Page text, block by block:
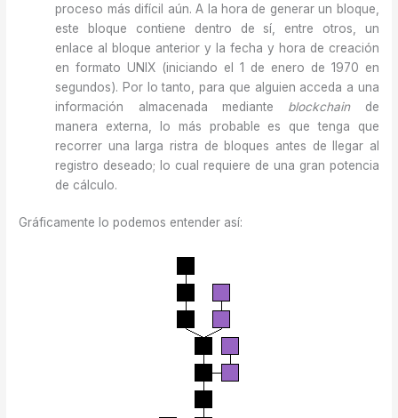
proceso más difícil aún. A la hora de generar un bloque,
este bloque contiene dentro de sí, entre otros, un
enlace al bloque anterior y la fecha y hora de creación
en formato UNIX (iniciando el 1 de enero de 1970 en
segundos). Por lo tanto, para que alguien acceda a una
información almacenada mediante blockchain de
manera externa, lo más probable es que tenga que
recorrer una larga ristra de bloques antes de llegar al
registro deseado; lo cual requiere de una gran potencia
de cálculo.
Gráficamente lo podemos entender así: